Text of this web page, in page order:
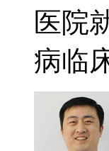
医院
病临